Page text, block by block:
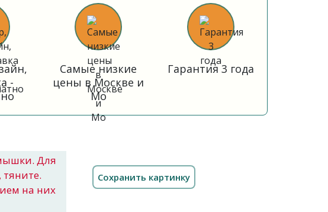
-
Самые низкие
цены в Москве и
Мо
Гарантия 3 года
Для
на них